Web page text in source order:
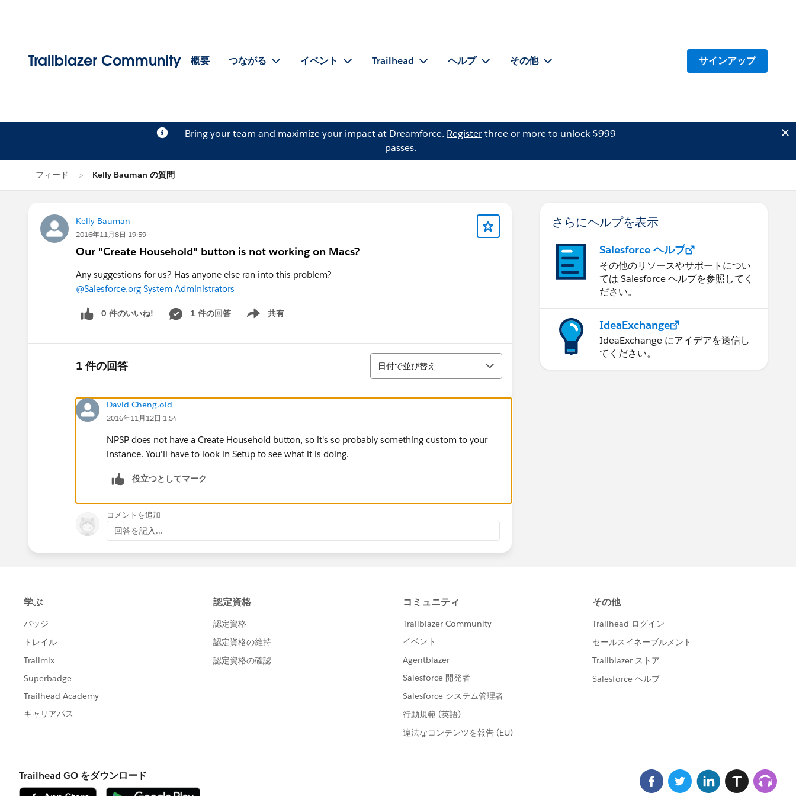
Trailblazer Community 概要 つながる イベント Trailhead ヘルプ その他 サインアップ
Bring your team and maximize your impact at Dreamforce. Registerthree or more to unlock $999
passes.
フィード Kelly Bauman の質問
Kelly Bauman
2016年11月8日 19:59
Our "Create Household" button is not working on Macs?
Any suggestions for us? Has anyone else ran into this problem?
@Salesforce.org System Administrators
0 件のいいね! 1 件の回答 共有
Show menu
1 件の回答
並び替え
日付で並び替え
David Cheng.old
2016年11月12日 1:54
NPSP does not have a Create Household button, so it's so probably something custom to your
instance. You'll have to look in Setup to see what it is doing.
役立つとしてマーク
コメントを追加
回答を記入...
さらにヘルプを表示
Salesforce ヘルプ
その他のリソースやサポートについ
ては Salesforce ヘルプを参照してく
ださい。
IdeaExchange
IdeaExchange にアイデアを送信し
てください。